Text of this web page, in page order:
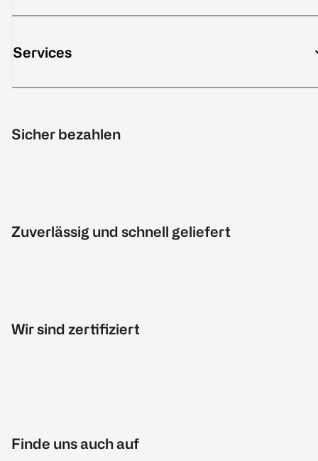
Services
Sicher bezahlen
Zuverlässig und schnell geliefert
Wir sind zertifiziert
Finde uns auch auf